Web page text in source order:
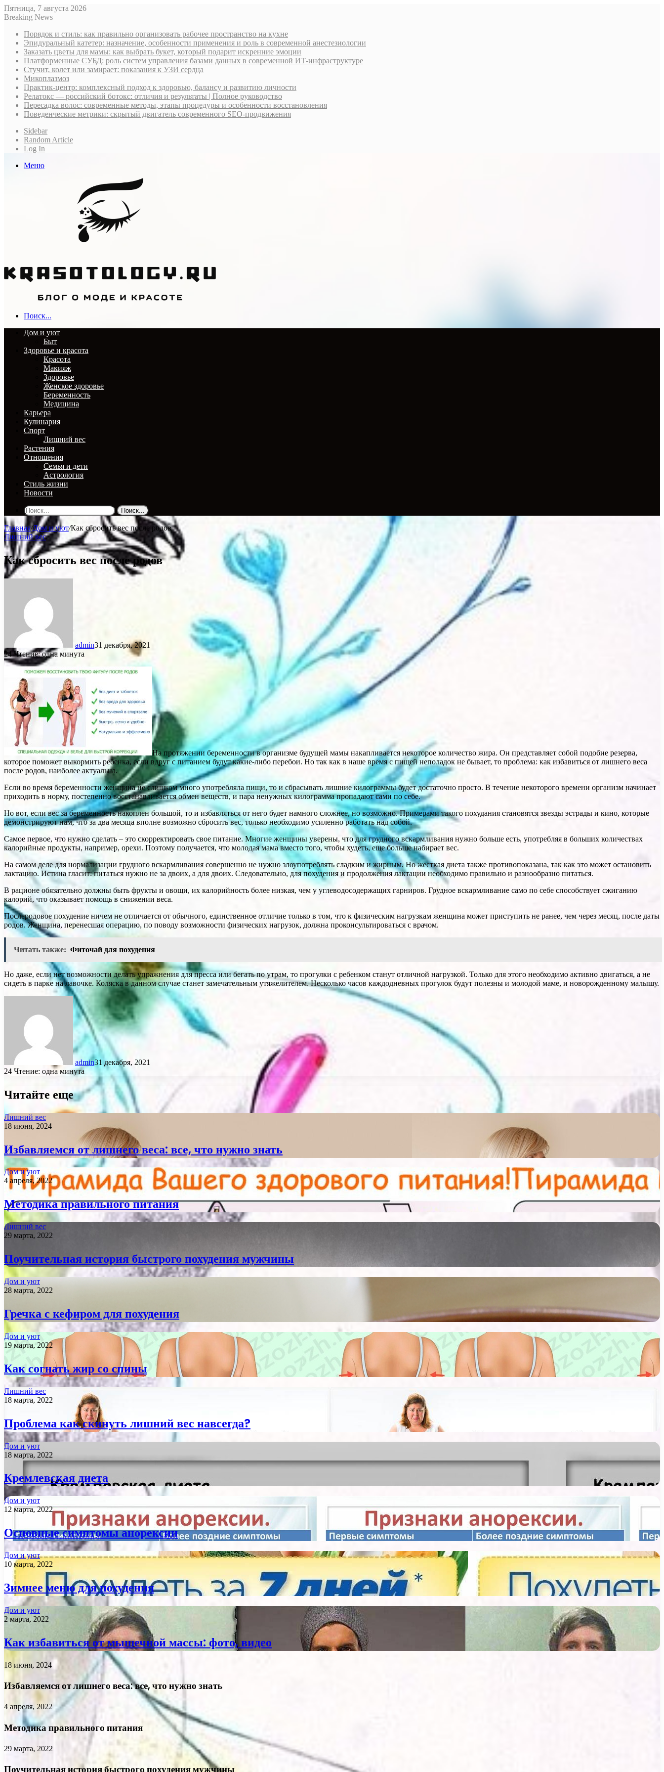
Пятница, 7 августа 2026
Breaking News
Порядок и стиль: как правильно организовать рабочее пространство на кухне
Эпидуральный катетер: назначение, особенности применения и роль в современной анестезиологии
Заказать цветы для мамы: как выбрать букет, который подарит искренние эмоции
Платформенные СУБД: роль систем управления базами данных в современной ИТ-инфраструктуре
Стучит, колет или замирает: показания к УЗИ сердца
Микоплазмоз
Практик-центр: комплексный подход к здоровью, балансу и развитию личности
Релатокс — российский ботокс: отличия и результаты | Полное руководство
Пересадка волос: современные методы, этапы процедуры и особенности восстановления
Поведенческие метрики: скрытый двигатель современного SEO-продвижения
Sidebar
Random Article
Log In
Меню
Поиск...
Дом и уют
Быт
Здоровье и красота
Красота
Макияж
Здоровье
Женское здоровье
Беременность
Медицина
Карьера
Кулинария
Спорт
Лишний вес
Растения
Отношения
Семья и дети
Астрология
Стиль жизни
Новости
Поиск...
Главная/Дом и уют/Как сбросить вес после родов
Лишний вес
Как сбросить вес после родов
admin31 декабря, 2021
24Чтение: одна минута
На протяжении беременности в организме будущей мамы накапливается некоторое количество жира. Он представляет собой подобие резерва,
которое поможет выкормить ребенка, если вдруг с питанием будут какие-либо перебои. Но так как в наше время с пищей неполадок не бывает, то проблема: как избавиться от лишнего веса
после родов, наиболее актуальна.
Если во время беременности женщина не слишком много употребляла пищи, то и сбрасывать лишние килограммы будет достаточно просто. В течение некоторого времени организм начинает
приходить в норму, постепенно восстанавливается обмен веществ, и пара ненужных килограмма пропадают сами по себе.
Но вот, если вес за беременность накоплен большой, то и избавляться от него будет намного сложнее, но возможно. Примерами такого похудания становятся звезды эстрады и кино, которые
демонстрируют нам, что за два месяца вполне возможно сбросить вес, только необходимо усиленно работать над собой.
Самое первое, что нужно сделать – это скорректировать свое питание. Многие женщины уверены, что для грудного вскармливания нужно больше есть, употребляя в больших количествах
калорийные продукты, например, орехи. Поэтому получается, что молодая мама вместо того, чтобы худеть, еще больше набирает вес.
На самом деле для нормализации грудного вскармливания совершенно не нужно злоупотреблять сладким и жирным. Но жесткая диета также противопоказана, так как это может остановить
лактацию. Истина гласит: питаться нужно не за двоих, а для двоих. Следовательно, для похудения и продолжения лактации необходимо правильно и разнообразно питаться.
В рационе обязательно должны быть фрукты и овощи, их калорийность более низкая, чем у углеводосодержащих гарниров. Грудное вскармливание само по себе способствует сжиганию
калорий, что оказывает помощь в снижении веса.
Послеродовое похудение ничем не отличается от обычного, единственное отличие только в том, что к физическим нагрузкам женщина может приступить не ранее, чем через месяц, после даты
родов. Женщина, перенесшая операцию, по поводу возможности физических нагрузок, должна проконсультироваться с врачом.
Читать также: Фиточай для похудения
Но даже, если нет возможности делать упражнения для пресса или бегать по утрам, то прогулки с ребенком станут отличной нагрузкой. Только для этого необходимо активно двигаться, а не
сидеть в парке на лавочке. Коляска в данном случае станет замечательным утяжелителем. Несколько часов каждодневных прогулок будут полезны и молодой маме, и новорожденному малышу.
admin31 декабря, 2021
24 Чтение: одна минута
Читайте еще
Лишний вес
18 июня, 2024
Избавляемся от лишнего веса: все, что нужно знать
Дом и уют
4 апреля, 2022
Методика правильного питания
Лишний вес
29 марта, 2022
Поучительная история быстрого похудения мужчины
Дом и уют
28 марта, 2022
Гречка с кефиром для похудения
Дом и уют
19 марта, 2022
Как согнать жир со спины
Лишний вес
18 марта, 2022
Проблема как скинуть лишний вес навсегда?
Дом и уют
18 марта, 2022
Кремлевская диета
Дом и уют
12 марта, 2022
Основные симптомы анорексии
Дом и уют
10 марта, 2022
Зимнее меню для похудения
Дом и уют
2 марта, 2022
Как избавиться от мышечной массы: фото, видео
18 июня, 2024
Избавляемся от лишнего веса: все, что нужно знать
4 апреля, 2022
Методика правильного питания
29 марта, 2022